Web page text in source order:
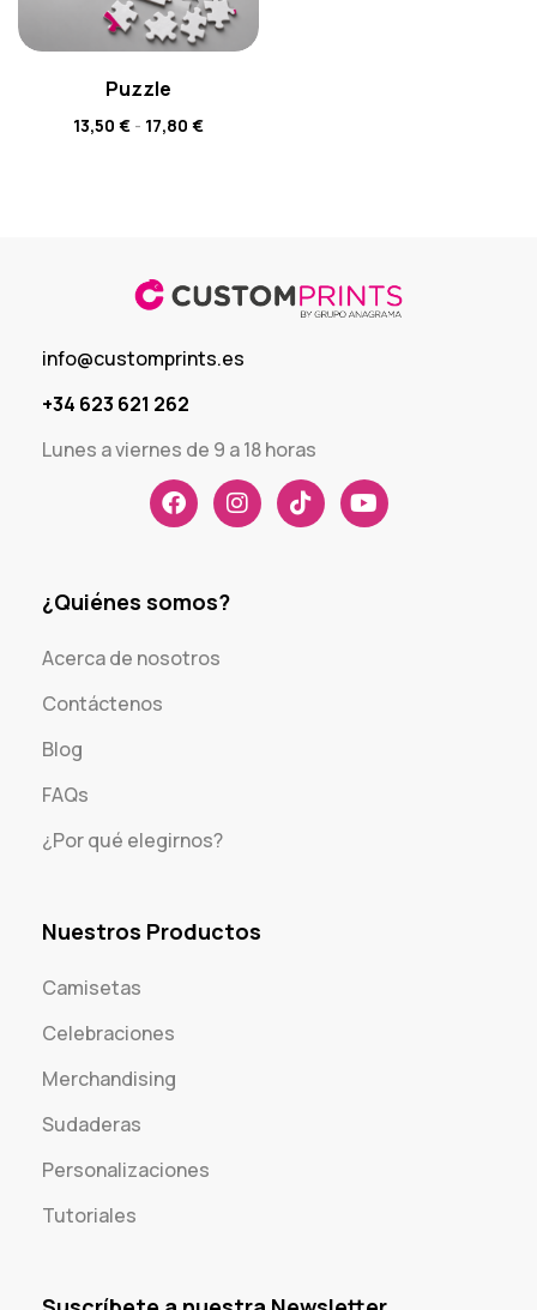
Puzzle
13,50 € - 17,80 €
info@customprints.es
+34 623 621 262
Lunes a viernes de 9 a 18 horas
¿Quiénes somos?
Acerca de nosotros
Contáctenos
Blog
FAQs
¿Por qué elegirnos?
Nuestros Productos
Camisetas
Celebraciones
Merchandising
Sudaderas
Personalizaciones
Tutoriales